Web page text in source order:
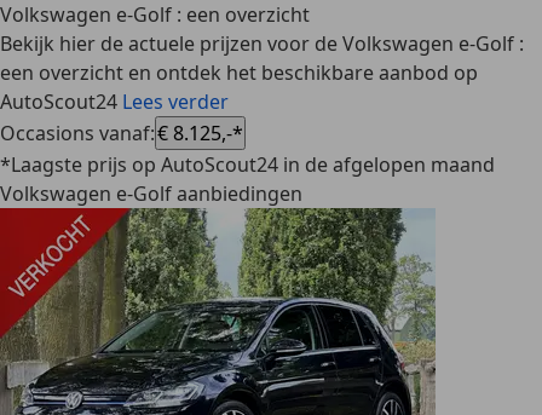
Volkswagen e-Golf : een overzicht
Bekijk hier de actuele prijzen voor de Volkswagen e-Golf :
een overzicht en ontdek het beschikbare aanbod op
AutoScout24 Lees verder
Occasions vanaf:€ 8.125,-*
*Laagste prijs op AutoScout24 in de afgelopen maand
Volkswagen e-Golf aanbiedingen